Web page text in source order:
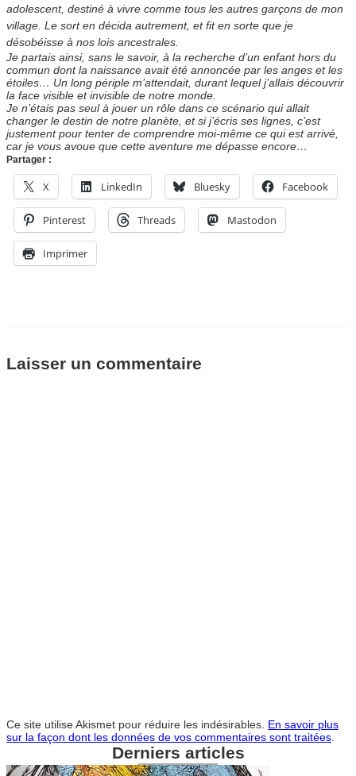
adolescent, destiné à vivre comme tous les autres garçons de mon
village. Le sort en décida autrement, et fit en sorte que je
désobéisse à nos lois ancestrales.
Je partais ainsi, sans le savoir, à la recherche d’un enfant hors du
commun dont la naissance avait été annoncée par les anges et les
étoiles… Un long périple m’attendait, durant lequel j’allais découvrir
la face visible et invisible de notre monde.
Je n’étais pas seul à jouer un rôle dans ce scénario qui allait
changer le destin de notre planète, et si j’écris ses lignes, c’est
justement pour tenter de comprendre moi-même ce qui est arrivé,
car je vous avoue que cette aventure me dépasse encore…
Partager :
X LinkedIn Bluesky Facebook
Pinterest Threads Mastodon
Imprimer
Laisser un commentaire
Ce site utilise Akismet pour réduire les indésirables. En savoir plus
sur la façon dont les données de vos commentaires sont traitées
Derniers articles